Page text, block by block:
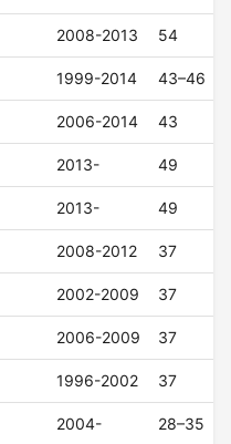
2008-2013 54
1999-2014 43–46
2006-2014 43
2013- 49
2013- 49
2008-2012 37
2002-2009 37
2006-2009 37
1996-2002 37
2004- 28–35